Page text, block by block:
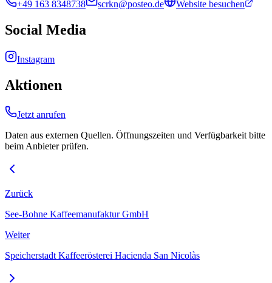
+49 163 8348738
scrkn@posteo.de Website besuchen
Social Media
Instagram
Aktionen
Jetzt anrufen
Daten aus externen Quellen. Öffnungszeiten und Verfügbarkeit bitte
beim Anbieter prüfen.
Zurück
See-Bohne Kaffeemanufaktur GmbH
Weiter
Speicherstadt Kaffeerösterei Hacienda San Nicolàs